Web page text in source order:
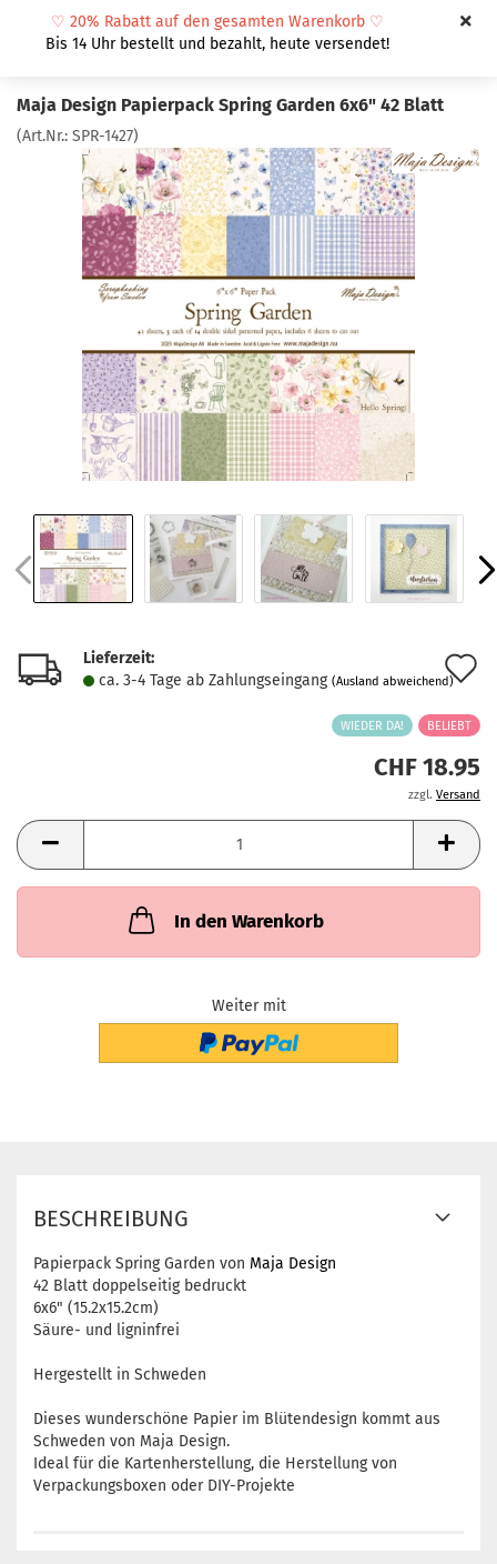
♡ 20% Rabatt auf den gesamten Warenkorb ♡
Bis 14 Uhr bestellt und bezahlt, heute versendet!
Maja Design Papierpack Spring Garden 6x6" 42 Blatt
(Art.Nr.: SPR-1427)
Lieferzeit:
ca. 3-4 Tage ab Zahlungseingang (Ausland abweichend)
WIEDER DA! BELIEBT
CHF 18.95
zzgl. Versand
In den Warenkorb
Weiter mit
BESCHREIBUNG
Papierpack Spring Garden von Maja Design
42 Blatt doppelseitig bedruckt
6x6" (15.2x15.2cm)
Säure- und ligninfrei
Hergestellt in Schweden
Dieses wunderschöne Papier im Blütendesign kommt aus
Schweden von Maja Design.
Ideal für die Kartenherstellung, die Herstellung von
Verpackungsboxen oder DIY-Projekte